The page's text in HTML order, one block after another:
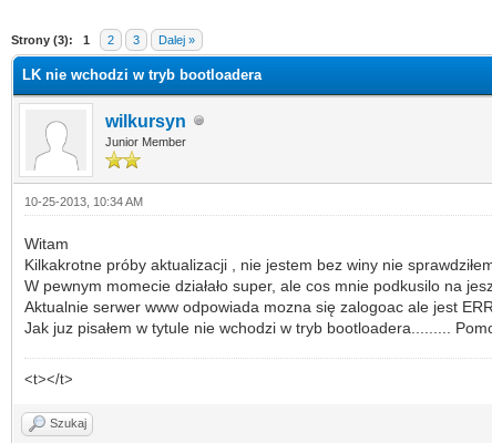
Strony (3): 1 2 3 Dalej »
LK nie wchodzi w tryb bootloadera
wilkursyn
Junior Member
10-25-2013, 10:34 AM
Witam
Kilkakrotne próby aktualizacji , nie jestem bez winy nie
W pewnym momecie działało super, ale cos mnie podkusilo na
Aktualnie serwer www odpowiada mozna się zalogoac ale jest
Jak juz pisałem w tytule nie wchodzi w tryb bootloadera.........
<t></t>
Szukaj